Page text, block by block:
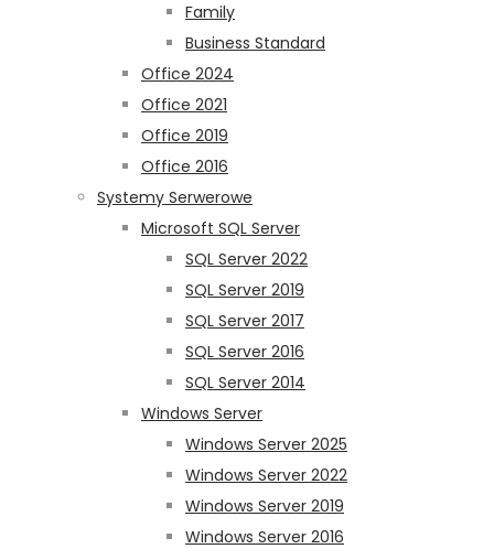
Family
Business Standard
Office 2024
Office 2021
Office 2019
Office 2016
Systemy Serwerowe
Microsoft SQL Server
SQL Server 2022
SQL Server 2019
SQL Server 2017
SQL Server 2016
SQL Server 2014
Windows Server
Windows Server 2025
Windows Server 2022
Windows Server 2019
Windows Server 2016